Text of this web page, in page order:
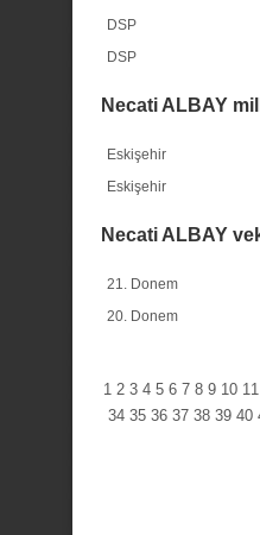
DSP
DSP
Necati ALBAY
Eskişehir
Eskişehir
Necati ALBAY
21. Donem
20. Donem
1 2 3 4 5 6 7 8 9 10 11
34 35 36 37 38 39 40